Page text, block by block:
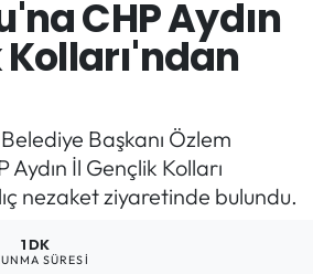
CHP Aydın
Başkanı Özlem
İl Gençlik Kolları
nezaket ziyaretinde bulundu.
1 DK
SÜRESI